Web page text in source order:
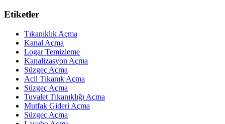
Etiketler
Tıkanıklık Açma
Kanal Açma
Logar Temizleme
Kanalizasyon Açma
Süzgeç Açma
Acil Tıkanık Açma
Süzgeç Açma
Tuvalet Tıkanıklığı Açma
Mutfak Gideri Açma
Süzgeç Açma